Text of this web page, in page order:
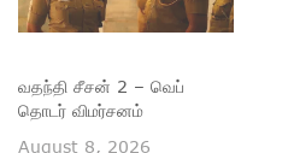
வதந்தி சீசன் 2 – வெப்
தொடர் விமர்சனம்
August 8, 2026